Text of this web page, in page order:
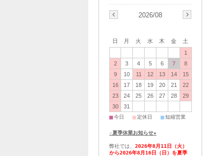
2026/08
日 月 火 水 木 金
土
1
2
3 4 5 6 7
8
9
10 11 12 13 14
15
16
17 18 19 20 21
22
23
24 25 26 27 28
29
30
31
■今日 ■定休日 ■短縮営業
☆夏季休業お知らせ★
弊社では、 2026年8月11日（火）
から2026年8月16日（日）を夏季